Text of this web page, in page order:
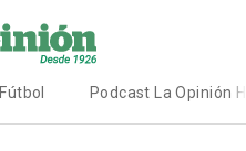
Fútbol Podcast La Opinión